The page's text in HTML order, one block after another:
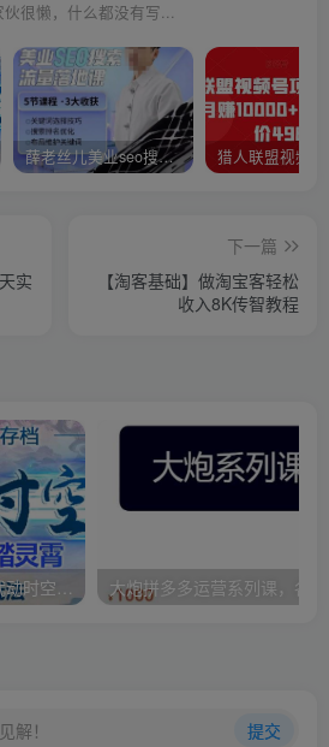
伙很懒，什么都没有写...
薛老丝儿美业seo搜索流量落地课，一周暴涨20w粉丝，全干货讲解
实
下一篇
【淘客基础】做淘宝客轻松
收入8K传智教程
外面收费1980的抖音武动时空直播项目，无需真人出镜，实时互动直播【软件+详细教程】
解！ 提交